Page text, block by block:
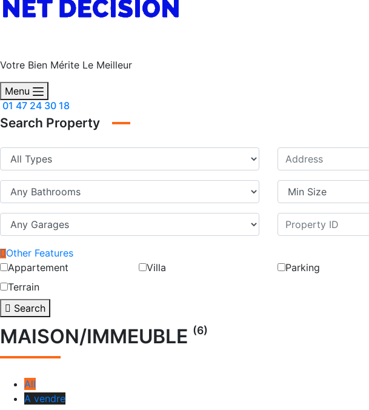
Votre Bien Mérite Le Meilleur
Menu
01 47 24 30 18
Search Property
Other Features
Appartement
Villa Parking
Terrain
Search
MAISON/IMMEUBLE (6)
All
A vendre